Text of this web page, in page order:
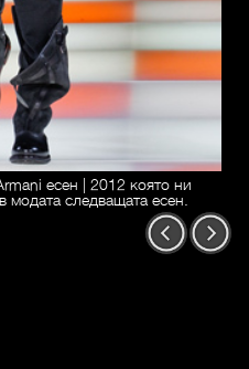
есен | 2012 която ни
модата следващата есен.